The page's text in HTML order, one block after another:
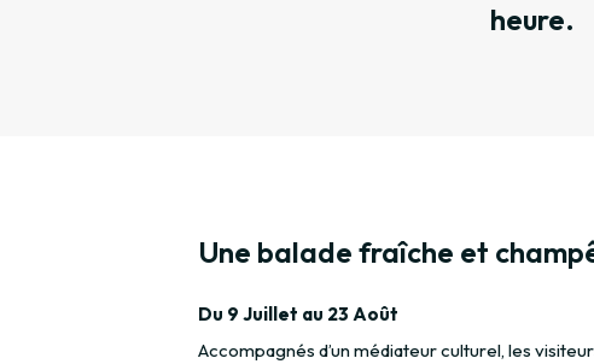
heure.
Une balade fraîche et
Du 9 Juillet au 23 Août
Accompagnés d’un médiateur culturel, les